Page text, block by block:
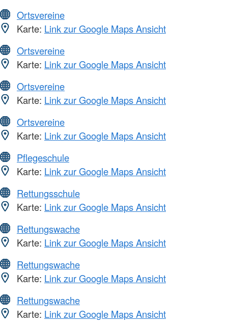
Ortsvereine
Karte: Link zur Google Maps Ansicht
Ortsvereine
Karte: Link zur Google Maps Ansicht
Ortsvereine
Karte: Link zur Google Maps Ansicht
Ortsvereine
Karte: Link zur Google Maps Ansicht
Pflegeschule
Karte: Link zur Google Maps Ansicht
Rettungsschule
Karte: Link zur Google Maps Ansicht
Rettungswache
Karte: Link zur Google Maps Ansicht
Rettungswache
Karte: Link zur Google Maps Ansicht
Rettungswache
Karte: Link zur Google Maps Ansicht